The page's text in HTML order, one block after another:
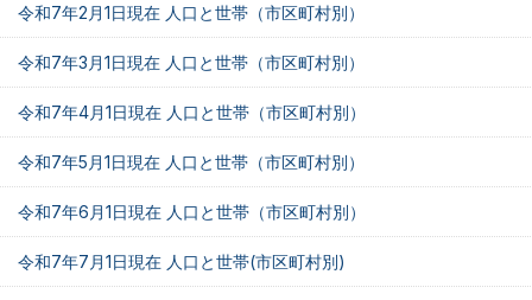
令和7年2月1日現在 人口と世帯（市区町村別）
令和7年3月1日現在 人口と世帯（市区町村別）
令和7年4月1日現在 人口と世帯（市区町村別）
令和7年5月1日現在 人口と世帯（市区町村別）
令和7年6月1日現在 人口と世帯（市区町村別）
令和7年7月1日現在 人口と世帯(市区町村別)